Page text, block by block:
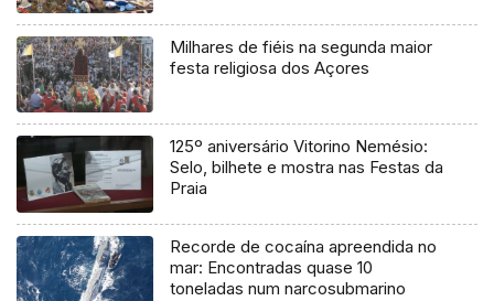
Milhares de fiéis na segunda maior
festa religiosa dos Açores
125º aniversário Vitorino Nemésio:
Selo, bilhete e mostra nas Festas da
Praia
Recorde de cocaína apreendida no
mar: Encontradas quase 10
toneladas num narcosubmarino